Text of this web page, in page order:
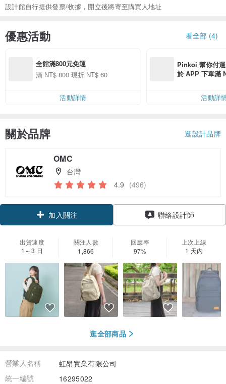
設計館自行提供發票/收據，開立後將寄至購買人地址
優惠活動 看全部 (4)
全館滿800元免運
滿 NT$ 800 現折 NT$ 60
活動詳情
Pinkoi 幫你付
於 APP 下單滿
活動詳
關於品牌 逛設計品牌
OMC
台灣
4.9 (496)
加入關注 聯絡設計師
出貨速度
1～3 日
關注人數
1,866
回應率
97%
上次上線
1 天內
逛全部商品
營業人名稱
虹昂實業有限公司
統一編號
16295022